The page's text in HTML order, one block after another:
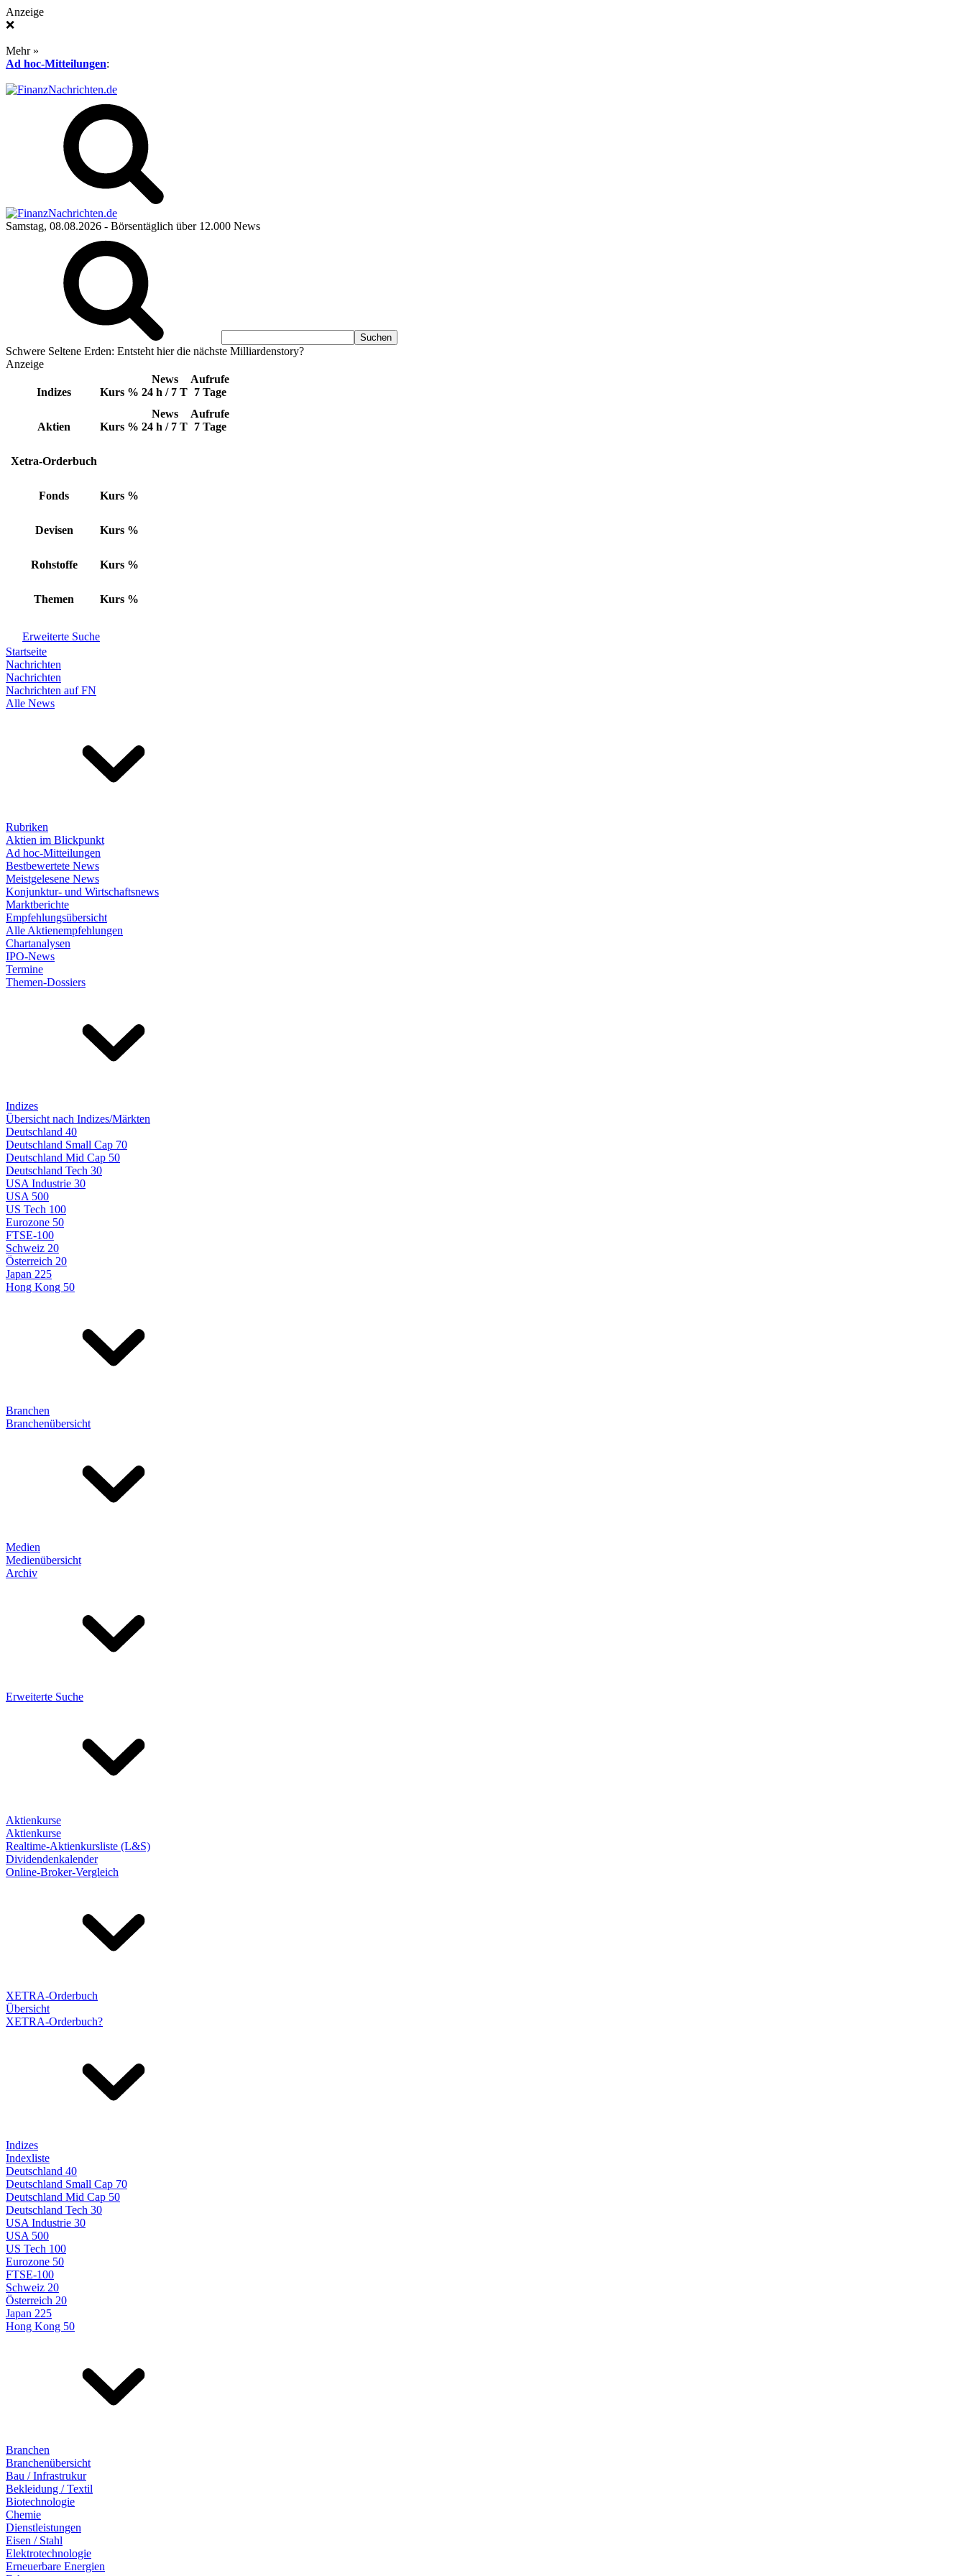
Anzeige
❌
Mehr »
Ad hoc-Mitteilungen:
Samstag, 08.08.2026 - Börsentäglich über 12.000 News
Schwere Seltene Erden: Entsteht hier die nächste Milliardenstory?
Anzeige
Indizes Kurs %
News
24 h / 7 T
Aufrufe
7 Tage
Aktien Kurs %
News
24 h / 7 T
Aufrufe
7 Tage
Xetra-Orderbuch
Fonds Kurs %
Devisen Kurs %
Rohstoffe Kurs %
Themen Kurs %
Erweiterte Suche
Startseite
Nachrichten
Nachrichten
Nachrichten auf FN
Alle News
Rubriken
Aktien im Blickpunkt
Ad hoc-Mitteilungen
Bestbewertete News
Meistgelesene News
Konjunktur- und Wirtschaftsnews
Marktberichte
Empfehlungsübersicht
Alle Aktienempfehlungen
Chartanalysen
IPO-News
Termine
Themen-Dossiers
Indizes
Übersicht nach Indizes/Märkten
Deutschland 40
Deutschland Small Cap 70
Deutschland Mid Cap 50
Deutschland Tech 30
USA Industrie 30
USA 500
US Tech 100
Eurozone 50
FTSE-100
Schweiz 20
Österreich 20
Japan 225
Hong Kong 50
Branchen
Branchenübersicht
Medien
Medienübersicht
Archiv
Erweiterte Suche
Aktienkurse
Aktienkurse
Realtime-Aktienkursliste (L&S)
Dividendenkalender
Online-Broker-Vergleich
XETRA-Orderbuch
Übersicht
XETRA-Orderbuch?
Indizes
Indexliste
Deutschland 40
Deutschland Small Cap 70
Deutschland Mid Cap 50
Deutschland Tech 30
USA Industrie 30
USA 500
US Tech 100
Eurozone 50
FTSE-100
Schweiz 20
Österreich 20
Japan 225
Hong Kong 50
Branchen
Branchenübersicht
Bau / Infrastrukur
Bekleidung / Textil
Biotechnologie
Chemie
Dienstleistungen
Eisen / Stahl
Elektrotechnologie
Erneuerbare Energien